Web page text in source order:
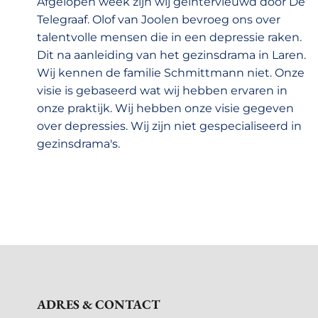
Telegraaf. Olof van Joolen bevroeg ons over
talentvolle mensen die in een depressie raken.
Dit na aanleiding van het gezinsdrama in Laren.
Wij kennen de familie Schmittmann niet. Onze
visie is gebaseerd wat wij hebben ervaren in
onze praktijk. Wij hebben onze visie gegeven
over depressies. Wij zijn niet gespecialiseerd in
gezinsdrama's.
ADRES & CONTACT